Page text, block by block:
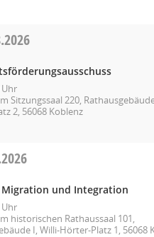
Uhr
Sitzungssaal 220,
2, 56068 Koblenz
und Integration
Uhr
historischen Rathaussaal 101,
I, Willi-Hörter-Platz 1, 56068